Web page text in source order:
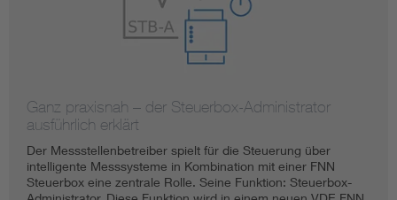
Ganz praxisnah – der Steuerbox-Administrator
ausführlich erklärt
Der Messstellenbetreiber spielt für die Steuerung über
intelligente Messsysteme in Kombination mit einer FNN
Steuerbox eine zentrale Rolle. Seine Funktion: Steuerbox-